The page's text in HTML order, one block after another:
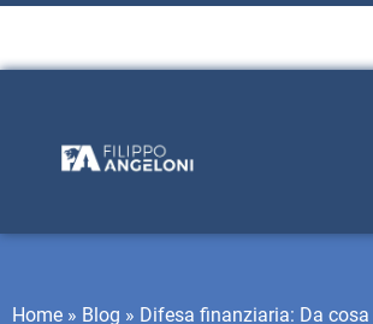
Home » Blog » Difesa finanziaria: Da